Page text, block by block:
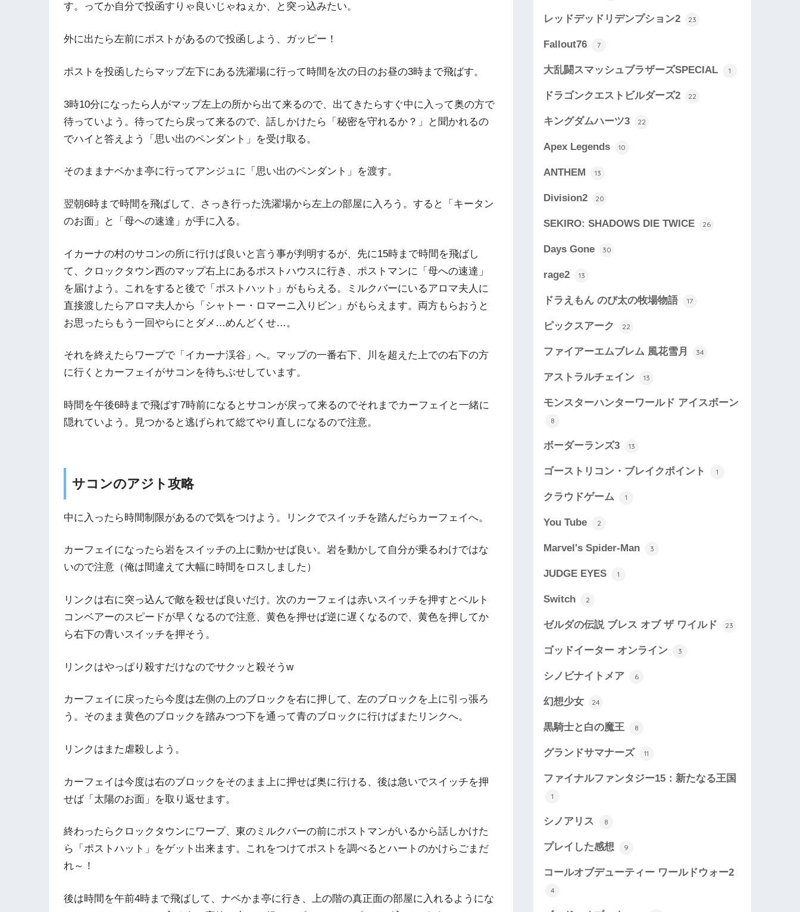
す。ってか自分で投函すりゃ良いじゃねぇか、と突っ込みたい。
外に出たら左前にポストがあるので投函しよう、ガッピー！
ポストを投函したらマップ左下にある洗濯場に行って時間を次の日のお昼の3時まで飛ばす。
3時10分になったら人がマップ左上の所から出て来るので、出てきたらすぐ中に入って奥の方で
待っていよう。待ってたら戻って来るので、話しかけたら「秘密を守れるか？」と聞かれるの
でハイと答えよう「思い出のペンダント」を受け取る。
そのままナベかま亭に行ってアンジュに「思い出のペンダント」を渡す。
翌朝6時まで時間を飛ばして、さっき行った洗濯場から左上の部屋に入ろう。すると「キータン
のお面」と「母への速達」が手に入る。
イカーナの村のサコンの所に行けば良いと言う事が判明するが、先に15時まで時間を飛ばし
て、クロックタウン西のマップ右上にあるポストハウスに行き、ポストマンに「母への速達」
を届けよう。これをすると後で「ポストハット」がもらえる。ミルクバーにいるアロマ夫人に
直接渡したらアロマ夫人から「シャトー・ロマーニ入りビン」がもらえます。両方もらおうと
お思ったらもう一回やらにとダメ…めんどくせ…。
それを終えたらワープで「イカーナ渓谷」へ。マップの一番右下、川を超えた上での右下の方
に行くとカーフェイがサコンを待ちぶせしています。
時間を午後6時まで飛ばす7時前になるとサコンが戻って来るのでそれまでカーフェイと一緒に
隠れていよう。見つかると逃げられて総てやり直しになるので注意。
サコンのアジト攻略
中に入ったら時間制限があるので気をつけよう。リンクでスイッチを踏んだらカーフェイへ。
カーフェイになったら岩をスイッチの上に動かせば良い。岩を動かして自分が乗るわけではな
いので注意（俺は間違えて大幅に時間をロスしました）
リンクは右に突っ込んで敵を殺せば良いだけ。次のカーフェイは赤いスイッチを押すとベルト
コンベアーのスピードが早くなるので注意、黄色を押せば逆に遅くなるので、黄色を押してか
ら右下の青いスイッチを押そう。
リンクはやっぱり殺すだけなのでサクッと殺そうw
カーフェイに戻ったら今度は左側の上のブロックを右に押して、左のブロックを上に引っ張ろ
う。そのまま黄色のブロックを踏みつつ下を通って青のブロックに行けばまたリンクへ。
リンクはまた虐殺しよう。
カーフェイは今度は右のブロックをそのまま上に押せば奥に行ける、後は急いでスイッチを押
せば「太陽のお面」を取り返せます。
終わったらクロックタウンにワープ、東のミルクバーの前にポストマンがいるから話しかけた
ら「ポストハット」をゲット出来ます。これをつけてポストを調べるとハートのかけらごまだ
れ～！
後は時間を午前4時まで飛ばして、ナベかま亭に行き、上の階の真正面の部屋に入れるようにな
レッドデッドリデンプション2 23
Fallout76 7
大乱闘スマッシュブラザーズSPECIAL 1
ドラゴンクエストビルダーズ2 22
キングダムハーツ3 22
Apex Legends 10
ANTHEM 13
Division2 20
SEKIRO: SHADOWS DIE TWICE 26
Days Gone 30
rage2 13
ドラえもん のび太の牧場物語 17
ピックスアーク 22
ファイアーエムブレム 風花雪月 34
アストラルチェイン 13
モンスターハンターワールド アイスボーン
8
ボーダーランズ3 13
ゴーストリコン・ブレイクポイント 1
クラウドゲーム 1
You Tube 2
Marvel's Spider-Man 3
JUDGE EYES 1
Switch 2
ゼルダの伝説 ブレス オブ ザ ワイルド 23
ゴッドイーター オンライン 3
シノビナイトメア 6
幻想少女 24
黒騎士と白の魔王 8
グランドサマナーズ 11
ファイナルファンタジー15：新たなる王国
1
シノアリス 8
プレイした感想 9
コールオブデューティー ワールドウォー2
4